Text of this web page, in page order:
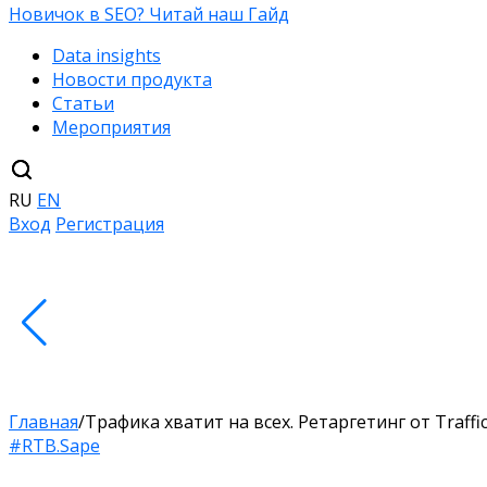
Новичок в SEO? Читай наш Гайд
Data insights
Новости продукта
Статьи
Мероприятия
RU EN
Вход Регистрация
Главная/Трафика хватит на всех. Ретаргетинг от
#RTB.Sape